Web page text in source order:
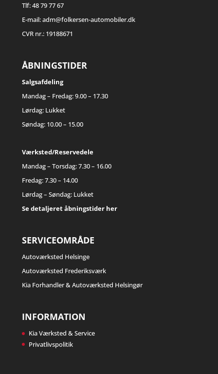
Tlf: 48 79 77 67
E-mail: adm@folkersen-automobiler.dk
CVR nr.: 19188671
ÅBNINGSTIDER
Salgsafdeling
Mandag – Fredag: 9.00 – 17.30
Lørdag: Lukket
Søndag: 10.00 – 15.00
Værksted/Reservedele
Mandag – Torsdag: 7.30 – 16.00
Fredag: 7.30 – 14.00
Lørdag – Søndag: Lukket
Se detaljeret åbningstider her
SERVICEOMRÅDE
Autoværksted Helsinge
Autoværksted Frederiksværk
Kia Forhandler & Autoværksted Helsingør
INFORMATION
Kia Værksted & Service
Privatlivspolitik